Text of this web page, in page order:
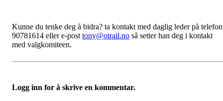
Kunne du tenke deg å bidra? ta kontakt med daglig leder på telefon
90781614 eller e-post tony@otrail.no så setter han deg i kontakt
med valgkomiteen.
Logg inn for å skrive en kommentar.